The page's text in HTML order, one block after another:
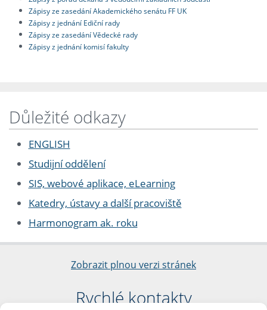
Zápisy ze zasedání Akademického senátu FF UK
Zápisy z jednání Ediční rady
Zápisy ze zasedání Vědecké rady
Zápisy z jednání komisí fakulty
Důležité odkazy
ENGLISH
Studijní oddělení
SIS, webové aplikace, eLearning
Katedry, ústavy a další pracoviště
Harmonogram ak. roku
Zobrazit plnou verzi stránek
Rychlé kontakty